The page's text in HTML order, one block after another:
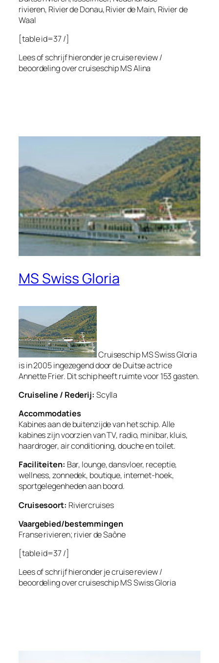
rivieren, Rivier de Donau, Rivier de Main, Rivier de
Waal
[table id=37 /]
Lees of schrijf hieronder je cruise review /
beoordeling over cruiseschipMS Alina
MS Swiss Gloria
Cruiseschip MS Swiss Gloria
is in 2005 ingezegend door de Duitse actrice
Annette Frier. Dit schip heeft ruimte voor 153 gasten.
Cruiseline / Rederij: Scylla
Accommodaties
Kabines aan de buitenzijde van het schip. Alle
kabines zijn voorzien van TV, radio, minibar, kluis,
haardroger, air conditioning, douche en toilet.
Faciliteiten: Bar, lounge, dansvloer, receptie,
wellness, zonnedek, boutique, internet-hoek,
sportgelegenheden aan boord.
Cruisesoort: Riviercruises
Vaargebied/bestemmingen
Franse rivieren; rivier de Saône
[table id=37 /]
Lees of schrijf hieronder je cruise review /
beoordeling over cruiseschipMS Swiss Gloria